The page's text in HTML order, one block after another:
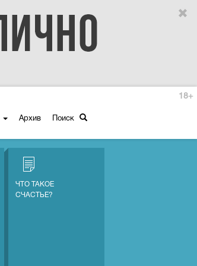
Архив Поиск
18+
ЧТО ТАКОЕ
СЧАСТЬЕ?